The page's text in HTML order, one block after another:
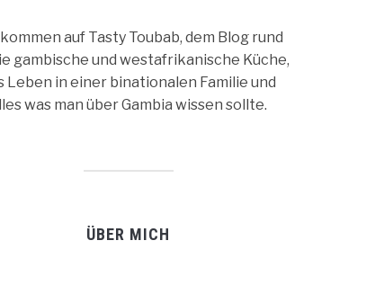
auf Tasty Toubab, dem Blog rund
gambische und westafrikanische Küche,
Leben in einer binationalen Familie und
was man über Gambia wissen sollte.
ÜBER MICH